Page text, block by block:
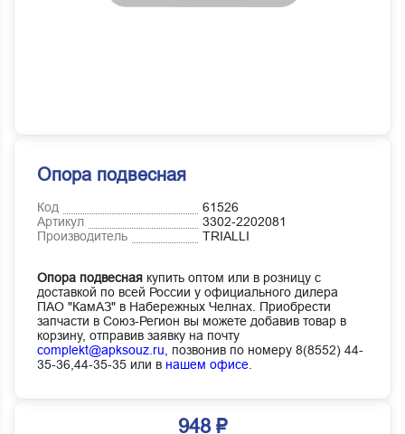
Опора подвесная
Код
61526
Артикул
3302-2202081
Производитель
TRIALLI
Опора подвесная купить оптом или в розницу с
доставкой по всей России у официального дилера
ПАО "КамАЗ" в Набережных Челнах. Приобрести
запчасти в Союз-Регион вы можете добавив товар в
корзину, отправив заявку на почту
complekt@apksouz.ru,
позвонив по номеру 8(8552) 44-
35-36,44-35-35 или в нашем офисе
948 ₽